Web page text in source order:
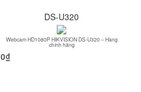
DS-U320
Webcam HD1080P HIKVISION DS-U320 – Hàng
chính hãng
0₫